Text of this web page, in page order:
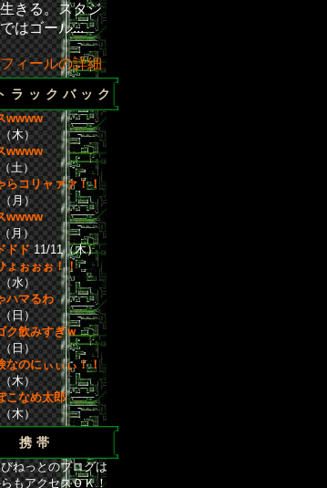
きる。スタジ
はゴール...
ィールの詳細
ラックバック
wwww
木）
wwww
土）
らコリャァァ！！
月）
wwww
月）
ドド11/11（木）
ょぉぉぉ！！
水）
ハマるわ
日）
ク飲みすぎｗ
日）
なのにぃぃぃ！！
木）
こなめ太郎
木）
携帯
ねっとのブログは
もアクセスＯＫ！